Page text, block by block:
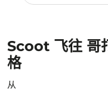
Scoot 飞往 哥
格
从